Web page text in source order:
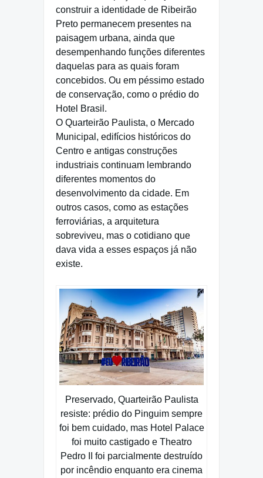
construir a identidade de Ribeirão
Preto permanecem presentes na
paisagem urbana, ainda que
desempenhando funções diferentes
daquelas para as quais foram
concebidos. Ou em péssimo estado
de conservação, como o prédio do
Hotel Brasil.
O Quarteirão Paulista, o Mercado
Municipal, edifícios históricos do
Centro e antigas construções
industriais continuam lembrando
diferentes momentos do
desenvolvimento da cidade. Em
outros casos, como as estações
ferroviárias, a arquitetura
sobreviveu, mas o cotidiano que
dava vida a esses espaços já não
existe.
Preservado, Quarteirão Paulista
resiste: prédio do Pinguim sempre
foi bem cuidado, mas Hotel Palace
foi muito castigado e Theatro
Pedro II foi parcialmente destruído
por incêndio enquanto era cinema